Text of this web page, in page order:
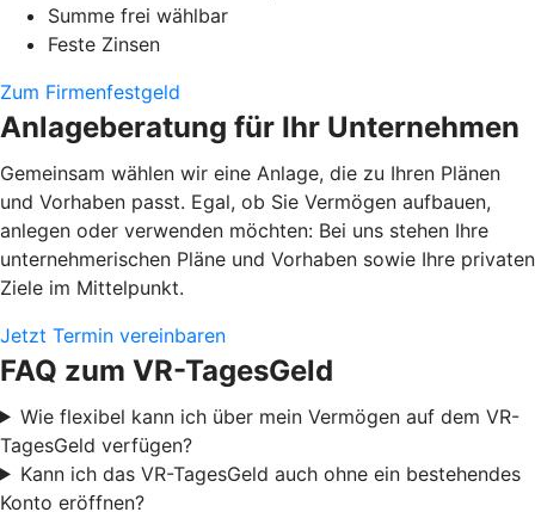
Summe frei wählbar
Feste Zinsen
Zum Firmenfestgeld
Anlageberatung für Ihr Unternehmen
Gemeinsam wählen wir eine Anlage, die zu Ihren Plänen
und Vorhaben passt. Egal, ob Sie Vermögen aufbauen,
anlegen oder verwenden möchten: Bei uns stehen Ihre
unternehmerischen Pläne und Vorhaben sowie Ihre privaten
Ziele im Mittelpunkt.
Jetzt Termin vereinbaren
FAQ zum VR-TagesGeld
Wie flexibel kann ich über mein Vermögen auf dem VR-
TagesGeld verfügen?
Kann ich das VR-TagesGeld auch ohne ein bestehendes
Konto eröffnen?